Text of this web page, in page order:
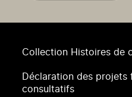
Collection Histoires de
Déclaration des
consultatifs